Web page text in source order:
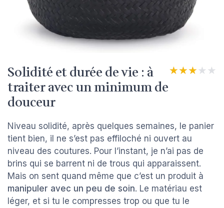
Solidité et durée de vie : à
traiter avec un minimum de
douceur
★★★★★
★★★★★
Niveau solidité, après quelques semaines, le panier
tient bien, il ne s’est pas effiloché ni ouvert au
niveau des coutures. Pour l’instant, je n’ai pas de
brins qui se barrent ni de trous qui apparaissent.
Mais on sent quand même que c’est un produit à
manipuler avec un peu de soin. Le matériau est
léger, et si tu le compresses trop ou que tu le